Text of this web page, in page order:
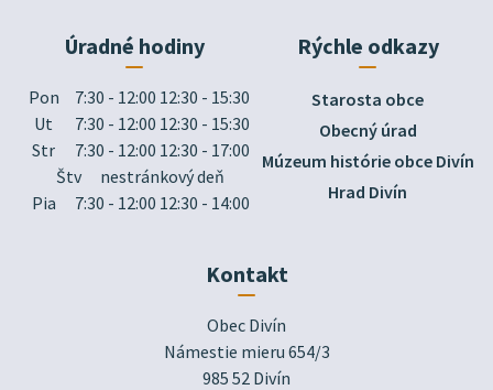
Úradné hodiny
Pon
7:30 - 12:00 12:30 - 15:30
Ut
7:30 - 12:00 12:30 - 15:30
Str
7:30 - 12:00 12:30 - 17:00
Štv
nestránkový deň
Pia
7:30 - 12:00 12:30 - 14:00
Rýchle odkazy
Starosta obce
Obecný úrad
Múzeum histórie obce Divín
Hrad Divín
Kontakt
Obec Divín
Námestie mieru 654/3
985 52 Divín